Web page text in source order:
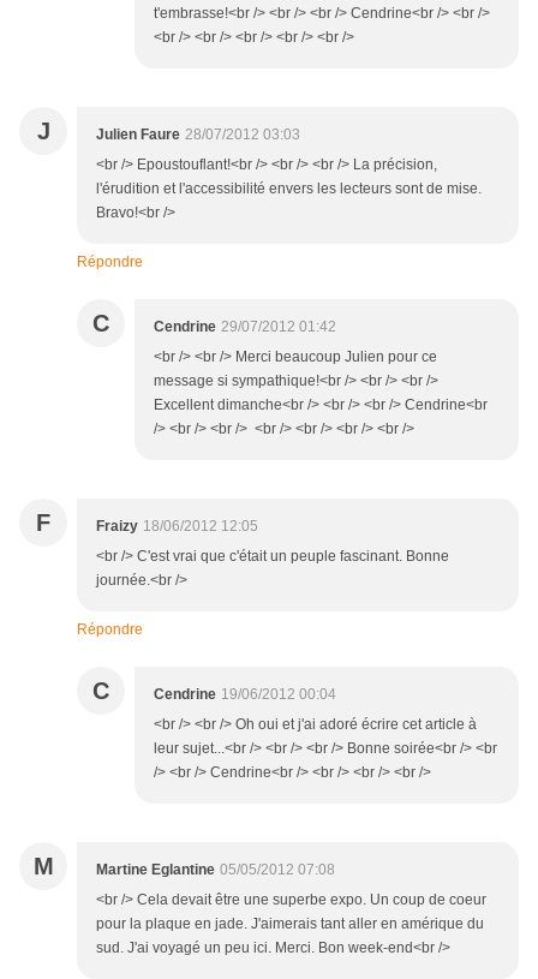
t'embrasse!<br /> <br /> <br /> Cendrine<br /> <br />
<br /> <br /> <br /> <br /> <br />
J Julien Faure 28/07/2012 03:03
<br /> Epoustouflant!<br /> <br /> <br /> La précision,
l'érudition et l'accessibilité envers les lecteurs sont de mise.
Bravo!<br />
Répondre
C Cendrine 29/07/2012 01:42
<br /> <br /> Merci beaucoup Julien pour ce
message si sympathique!<br /> <br /> <br />
Excellent dimanche<br /> <br /> <br /> Cendrine<br
/> <br /> <br /> <br /> <br /> <br /> <br />
F Fraizy 18/06/2012 12:05
<br /> C'est vrai que c'était un peuple fascinant. Bonne
journée.<br />
Répondre
C Cendrine 19/06/2012 00:04
<br /> <br /> Oh oui et j'ai adoré écrire cet article à
leur sujet...<br /> <br /> <br /> Bonne soirée<br /> <br
/> <br /> Cendrine<br /> <br /> <br /> <br />
M Martine Eglantine 05/05/2012 07:08
<br /> Cela devait être une superbe expo. Un coup de coeur
pour la plaque en jade. J'aimerais tant aller en amérique du
sud. J'ai voyagé un peu ici. Merci. Bon week-end<br />